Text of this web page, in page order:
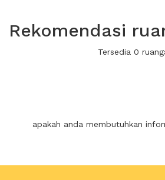
Rekomendasi
Tersedia 0
apakah anda membutuhkan